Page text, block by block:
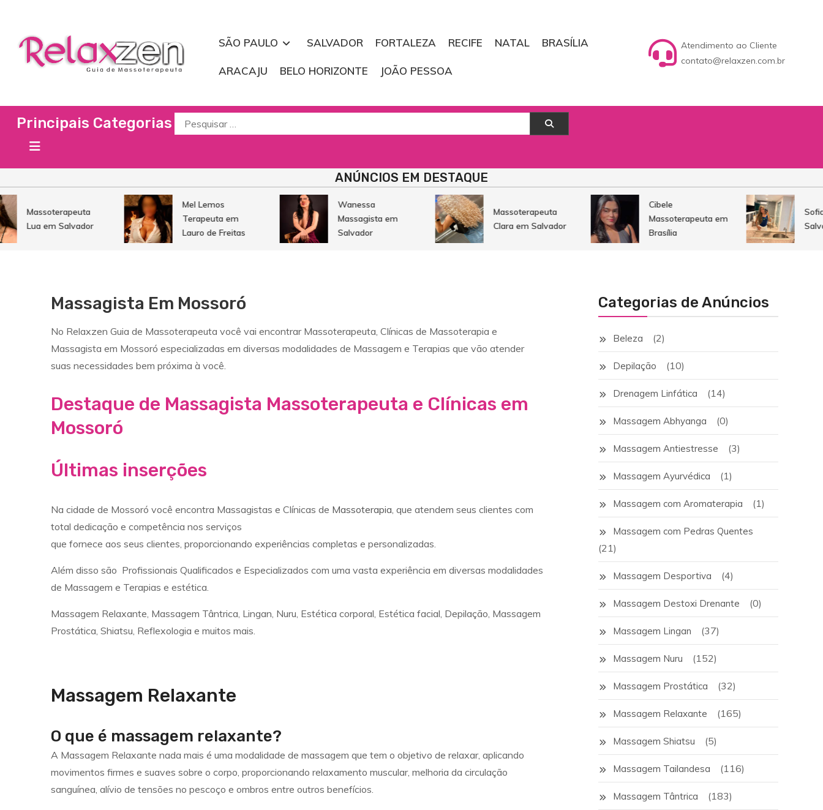
conteúdo
Relaxzen Guia de Massoterapeuta
SÃO PAULO SALVADOR FORTALEZA RECIFE NATAL BRASÍLIA
ARACAJU BELO HORIZONTE JOÃO PESSOA
Atendimento ao Cliente
contato@relaxzen.com.br
Principais Categorias
Procurar
por:
ANÚNCIOS EM DESTAQUE
Massoterapeuta
Lua em Salvador
Mel Lemos
Terapeuta em
Lauro de Freitas
Wanessa
Massagista em
Salvador
Massoterapeuta
Clara em Salvador
Cibele
Massoterapeuta em
Brasília
Sofia
Massagista Em Mossoró
No Relaxzen Guia de Massoterapeuta você vai encontrar Massoterapeuta, Clínicas de Massoterapia e
Massagista em Mossoró especializadas em diversas modalidades de Massagem e Terapias que vão atender
suas necessidades bem próxima à você.
Destaque de Massagista Massoterapeuta e Clínicas em
Mossoró
Últimas inserções
Na cidade de Mossoró você encontra Massagistas e Clínicas de Massoterapia, que atendem seus clientes com
total dedicação e competência nos serviços
que fornece aos seus clientes, proporcionando experiências completas e personalizadas.
Além disso são Profissionais Qualificados e Especializados com uma vasta experiência em diversas modalidades
de Massagem e Terapias e estética.
Massagem Relaxante, Massagem Tântrica, Lingan, Nuru, Estética corporal, Estética facial, Depilação, Massagem
Prostática, Shiatsu, Reflexologia e muitos mais.
Massagem Relaxante
O que é massagem relaxante?
A Massagem Relaxante nada mais é uma modalidade de massagem que tem o objetivo de relaxar, aplicando
movimentos firmes e suaves sobre o corpo, proporcionando relaxamento muscular, melhoria da circulação
sanguínea, alívio de tensões no pescoço e ombros entre outros benefícios.
Categorias de Anúncios
Beleza (2)
Depilação (10)
Drenagem Linfática (14)
Massagem Abhyanga (0)
Massagem Antiestresse (3)
Massagem Ayurvédica (1)
Massagem com Aromaterapia (1)
Massagem com Pedras Quentes
(21)
Massagem Desportiva (4)
Massagem Destoxi Drenante (0)
Massagem Lingan (37)
Massagem Nuru (152)
Massagem Prostática (32)
Massagem Relaxante (165)
Massagem Shiatsu (5)
Massagem Tailandesa (116)
Massagem Tântrica (183)